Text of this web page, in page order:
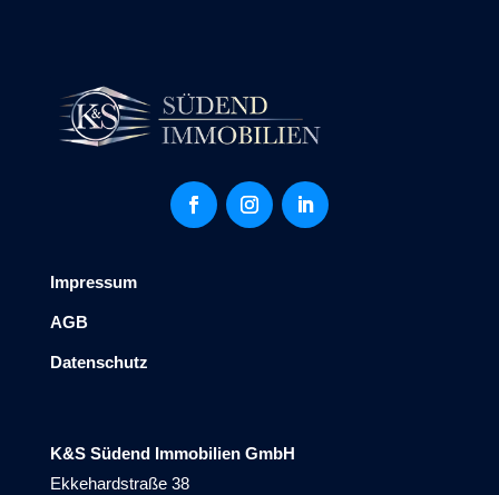
Impressum
AGB
Datenschutz
K&S Südend Immobilien GmbH
Ekkehardstraße 38